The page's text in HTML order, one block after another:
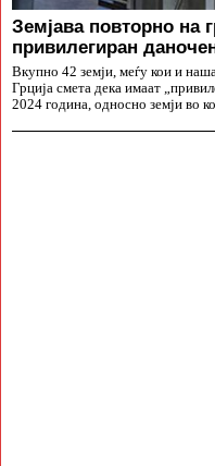
Земјава повторно на
привилегиран
Вкупно 42 земји, меѓу кои и
Грција смета дека имаат
2024 година, односно земји во